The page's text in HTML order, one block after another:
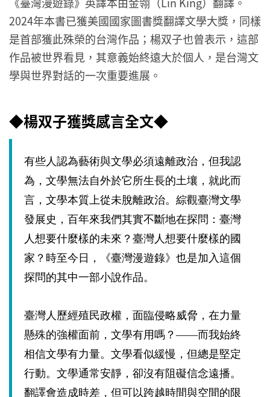
2024年本書已獲美國國家圖書獎翻譯文學大獎，同樣
是首部獲此殊榮的台灣作品；楊双子也曾表示，這部
作品被世界看見，其意義始終遠大於個人，是台灣文
學與世界對話的一次重要進展。
◆楊双子獲獎感言全文◆
有些人認為藝術與文學必須遠離政治，但我認
為，文學無法自外於它所生長的土壤，就此而
言，文學本質上從未脫離政治。綜觀臺灣文學
發展史，百年來我們其實不斷地在探問：臺灣
人想要什麼樣的未來？臺灣人想要什麼樣的國
家？時至今日，《臺灣漫遊錄》也是加入這個
探問的其中一部小說作品。
臺灣人歷經殖民政權，面臨侵略威脅，在力量
懸殊的強權面前，文學有用嗎？——而我始終
相信文學有力量。文學看似緩慢，但總是堅定
行動。文學通常安靜，卻沒有阻礙信念遠播。
翻譯會造成時差，但可以跨越時間與空間的限